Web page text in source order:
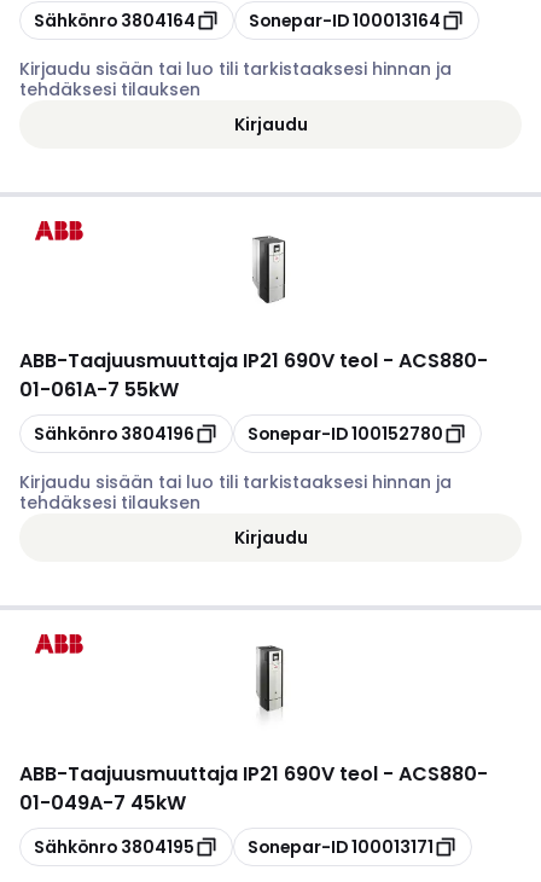
Kopioi
Sähkönro 3804164 Kopioi
Sonepar-ID100013164
Kirjaudu sisään tai luo tili tarkistaaksesi hinnan ja
tehdäksesi tilauksen
Kirjaudu
ABB-Taajuusmuuttaja IP21 690V teol - ACS880-
01-061A-7 55kW
Kopioi
Sähkönro 3804196 Kopioi
Sonepar-ID100152780
Kirjaudu sisään tai luo tili tarkistaaksesi hinnan ja
tehdäksesi tilauksen
Kirjaudu
ABB-Taajuusmuuttaja IP21 690V teol - ACS880-
01-049A-7 45kW
Kopioi
Sähkönro 3804195 Kopioi
Sonepar-ID100013171